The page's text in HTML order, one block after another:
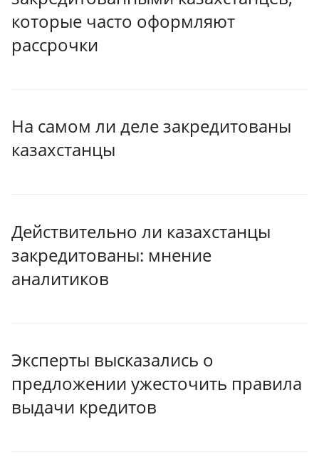
которые часто оформляют
рассрочки
На самом ли деле закредитованы
казахстанцы
Действительно ли казахстанцы
закредитованы: мнение
аналитиков
Эксперты высказались о
предложении ужесточить правила
выдачи кредитов